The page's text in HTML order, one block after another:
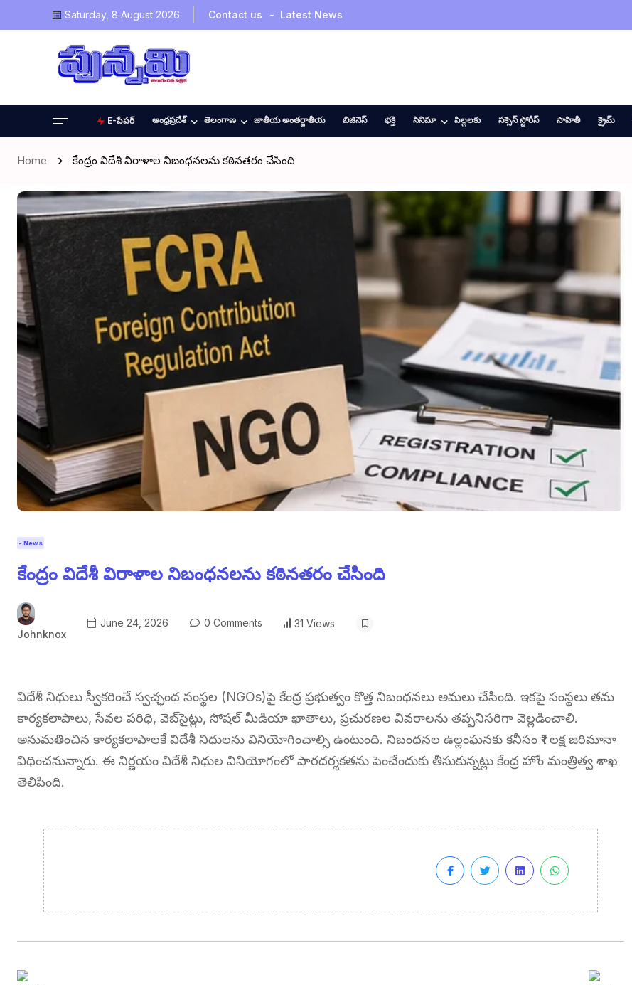
Saturday, 8 August 2026 Contact us Latest News
E-పేపర్ ఆంధ్రప్రదేశ్ తెలంగాణ జాతీయ అంతర్జాతీయ బిజినెస్ భక్తి సినిమా పిల్లలకు సక్సెస్ స్టోరీస్ సాహితీ క్రైమ్
Home కేంద్రం విదేశీ విరాళాల నిబంధనలను కఠినతరం చేసింది
- News
కేంద్రం విదేశీ విరాళాల నిబంధనలను కఠినతరం చేసింది
Johnknox
June 24, 2026 0 Comments 31 Views
విదేశీ నిధులు స్వీకరించే స్వచ్ఛంద సంస్థల (NGOs)పై కేంద్ర ప్రభుత్వం కొత్త నిబంధనలు అమలు చేసింది. ఇకపై సంస్థలు తమ
కార్యకలాపాలు, సేవల పరిధి, వెబ్‌సైట్లు, సోషల్ మీడియా ఖాతాలు, ప్రచురణల వివరాలను తప్పనిసరిగా వెల్లడించాలి.
అనుమతించిన కార్యకలాపాలకే విదేశీ నిధులను వినియోగించాల్సి ఉంటుంది. నిబంధనల ఉల్లంఘనకు కనీసం ₹1 లక్ష జరిమానా
విధించనున్నారు. ఈ నిర్ణయం విదేశీ నిధుల వినియోగంలో పారదర్శకతను పెంచేందుకు తీసుకున్నట్లు కేంద్ర హోం మంత్రిత్వ శాఖ
తెలిపింది.